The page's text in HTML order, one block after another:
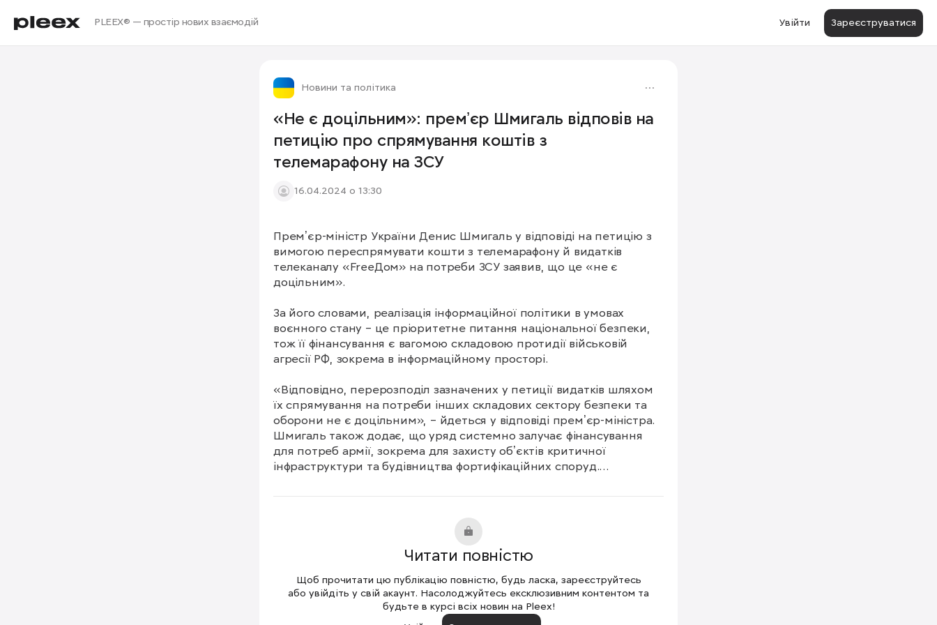
PLEEX® — простір нових взаємодій Увійти Зареєструватися
Новини та політика
«Не є доцільним»: премʼєр Шмигаль відповів на
петицію про спрямування коштів з
телемарафону на ЗСУ
16.04.2024 о 13:30
Премʼєр-міністр України Денис Шмигаль у відповіді на петицію з
вимогою переспрямувати кошти з телемарафону й видатків
телеканалу «FreeДом» на потреби ЗСУ заявив, що це «не є
доцільним».
За його словами, реалізація інформаційної політики в умовах
воєнного стану – це пріоритетне питання національної безпеки,
тож її фінансування є вагомою складовою протидії військовій
агресії РФ, зокрема в інформаційному просторі.
«Відповідно, перерозподіл зазначених у петиції видатків шляхом
їх спрямування на потреби інших складових сектору безпеки та
оборони не є доцільним», – йдеться у відповіді премʼєр-міністра.
Шмигаль також додає, що уряд системно залучає фінансування
для потреб армії, зокрема для захисту обʼєктів критичної
інфраструктури та будівництва фортифікаційних споруд.
Читати повністю
Щоб прочитати цю публікацію повністю, будь ласка, зареєструйтесь
або увійдіть у свій акаунт. Насолоджуйтесь ексклюзивним контентом та
будьте в курсі всіх новин на Pleex!